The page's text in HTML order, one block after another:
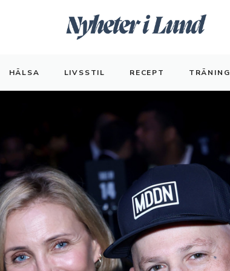
HÄLSA LIVSSTIL RECEPT TRÄNING